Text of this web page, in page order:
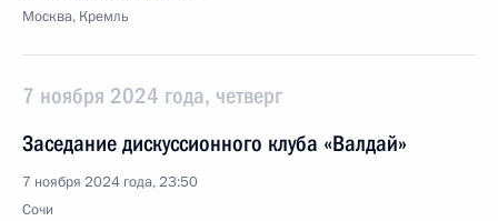
Москва, Кремль
7 ноября 2024 года, четверг
Заседание дискуссионного клуба «Валдай»
7 ноября 2024 года, 23:50
Сочи